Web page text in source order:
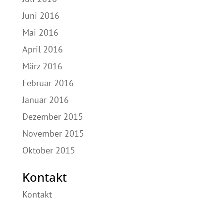
Juni 2016
Mai 2016
April 2016
März 2016
Februar 2016
Januar 2016
Dezember 2015
November 2015
Oktober 2015
Kontakt
Kontakt